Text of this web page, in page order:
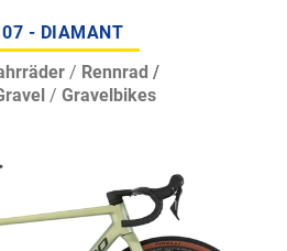
- DIAMANT
/ Rennrad /
/ Gravelbikes